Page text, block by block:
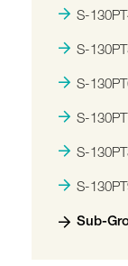
S-
S-
S-
S-
S-
S-
Sub-